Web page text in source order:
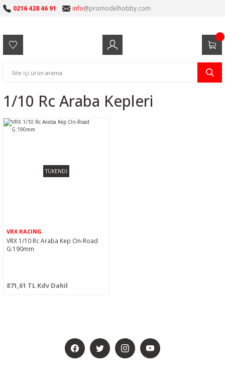
0216 428 46 91 info@promodelhobby.com
1/10 Rc Araba Kepleri
TÜKENDİ
VRX RACING
VRX 1/10 Rc Araba Kep On-Road
G:190mm
871,61 TL Kdv Dahil